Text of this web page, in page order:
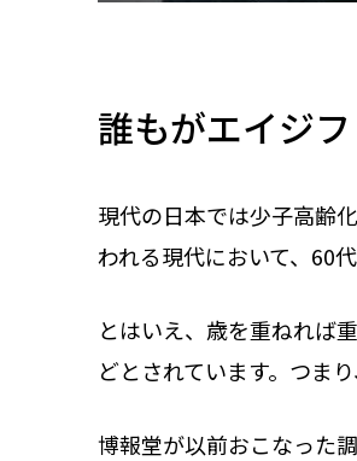
誰もがエイジ
現代の日本では少子高齢
われる現代において、60
とはいえ、歳を重ねれば
どとされています。つま
博報堂が以前おこなった